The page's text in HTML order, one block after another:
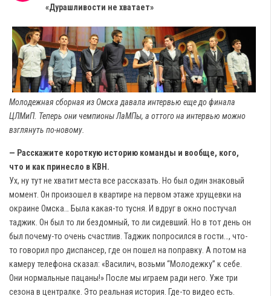
«Дурашливости не хватает»
Молодежная сборная из Омска давала интервью еще до финала
ЦЛМиП. Теперь они чемпионы ЛаМПы, а оттого на интервью можно
взглянуть по-новому.
— Расскажите короткую историю команды и вообще, кого,
что и как принесло в КВН.
Ух, ну тут не хватит места все рассказать. Но был один знаковый
момент. Он произошел в квартире на первом этаже хрущевки на
окраине Омска… Была какая-то тусня. И вдруг в окно постучал
таджик. Он был то ли бездомный, то ли сидевший. Но в тот день он
был почему-то очень счастлив. Таджик попросился в гости…, что-
то говорил про диспансер, где он пошел на поправку. А потом на
камеру телефона сказал: «Василич, возьми “Молодежку” к себе.
Они нормальные пацаны!» После мы играем ради него. Уже три
сезона в централке. Это реальная история. Где-то видео есть.